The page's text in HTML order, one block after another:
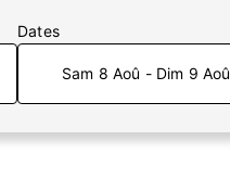
Dates
Sam 8 Aoû - Dim 9 Aoû